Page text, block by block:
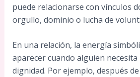
puede relacionarse con vínculos
orgullo, dominio o lucha de
En una relación, la energía
aparecer cuando alguien
dignidad. Por ejemplo, después